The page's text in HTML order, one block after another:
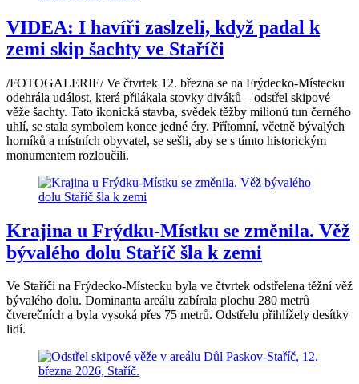
VIDEA: I havíři zaslzeli, když padal k
zemi skip šachty ve Staříči
/FOTOGALERIE/ Ve čtvrtek 12. března se na Frýdecko-Místecku
odehrála událost, která přilákala stovky diváků – odstřel skipové
věže šachty. Tato ikonická stavba, svědek těžby milionů tun černého
uhlí, se stala symbolem konce jedné éry. Přítomní, včetně bývalých
horníků a místních obyvatel, se sešli, aby se s tímto historickým
monumentem rozloučili.
Krajina u Frýdku-Místku se změnila. Věž
bývalého dolu Staříč šla k zemi
Ve Staříči na Frýdecko-Místecku byla ve čtvrtek odstřelena těžní věž
bývalého dolu. Dominanta areálu zabírala plochu 280 metrů
čtverečních a byla vysoká přes 75 metrů. Odstřelu přihlížely desítky
lidí.